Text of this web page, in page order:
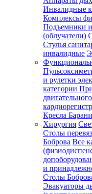
Инвалидные
Комплексы
Подъемники
(облучатели)
Стулья
инвалидные
и рулетки
категории
Кресла Барани
Хирургия
Столы
Боброва Все
и
Столы
Эвакуаторы